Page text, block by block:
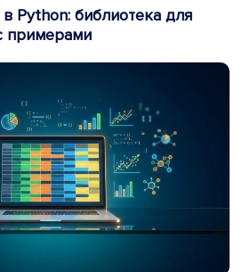
Python: библиотека для
примерами